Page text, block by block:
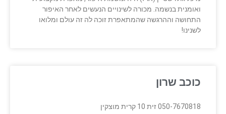
ואומנית בנשמה. מכורה לשינויים הנעשים לאחר האיפור
התחושה וההרגשה שהמתאפרת זוכה לה זה עולם ומלואו
לשנינו!
כוכב שרון
050-7670818 זית 10 קרית מוצקין